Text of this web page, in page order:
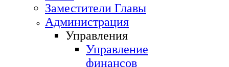
Заместители Главы
Администрация
Управления
Управление
финансов